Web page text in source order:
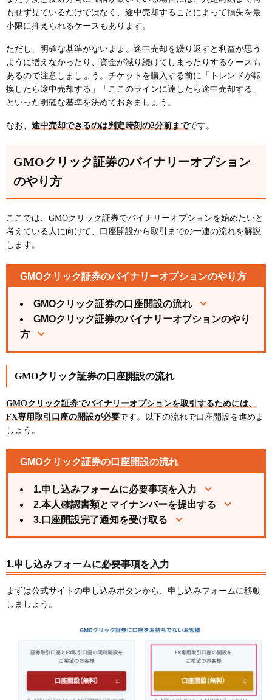
もせず見ているだけではなく、途中売却することによって損失を最
小限に抑えられるケースもあります。
ただし、明確な基準がないまま、途中売却を繰り返すと利益が思う
ように増えなかったり、資金が減り続けてしまったりするケースも
あるので注意しましょう。チケットを購入する前に「トレンドが転
換したら途中売却する」「ここのラインに達したら途中売却する」
といった明確な基準を決めておきましょう。
なお、 途中売却できるのは判定時刻の2分前までです。
GMOクリック証券のバイナリーオプション
のやり方
ここでは、GMOクリック証券でバイナリーオプションを始めたいと
考えている人に向けて、口座開設から取引までの一連の流れを解説
します。
GMOクリック証券のバイナリーオプションのやり方
GMOクリック証券の口座開設の流れ
GMOクリック証券のバイナリーオプションのやり
方
GMOクリック証券の口座開設の流れ
GMOクリック証券でバイナリーオプションを取引するためには、
FX専用取引口座の開設が必要です。以下の流れで口座開設を進めま
しょう。
GMOクリック証券の口座開設の流れ
1.申し込みフォームに必要事項を入力
2.本人確認書類とマイナンバーを提出する
3.口座開設完了通知を受け取る
1.申し込みフォームに必要事項を入力
まずは公式サイトの申し込みボタンから、申し込みフォームに移動
しましょう。